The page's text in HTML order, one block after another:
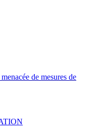
de mesures de